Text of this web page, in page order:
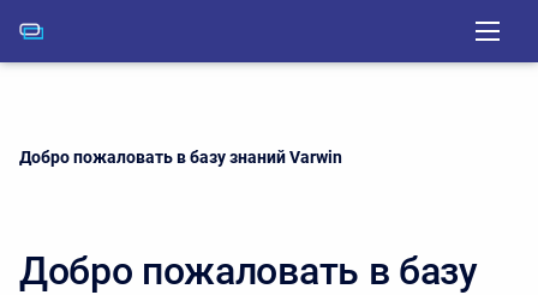
Current:
Добро пожаловать в базу знаний Varwin
Добро пожаловать в базу